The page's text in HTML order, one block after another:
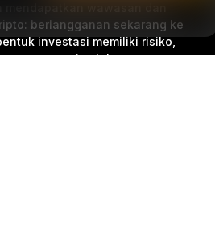
wawasan dan
berlangganan sekarang ke
investasi memiliki risiko,
semua jumlah yang